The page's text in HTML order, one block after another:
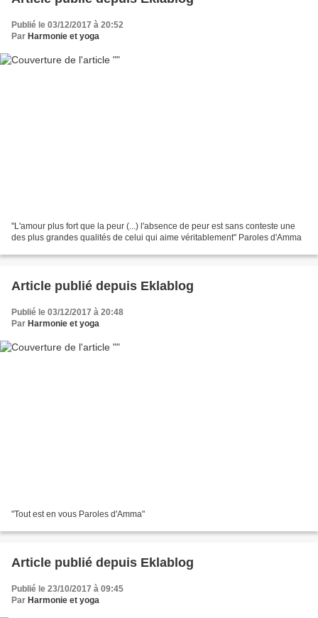
Publié le 03/12/2017 à 20:52
Par Harmonie et yoga
"L'amour plus fort que la peur (...) l'absence de peur est sans conteste une
des plus grandes qualités de celui qui aime véritablement" Paroles d'Amma
Article publié depuis Eklablog
Publié le 03/12/2017 à 20:48
Par Harmonie et yoga
"Tout est en vous Paroles d'Amma"
Article publié depuis Eklablog
Publié le 23/10/2017 à 09:45
Par Harmonie et yoga